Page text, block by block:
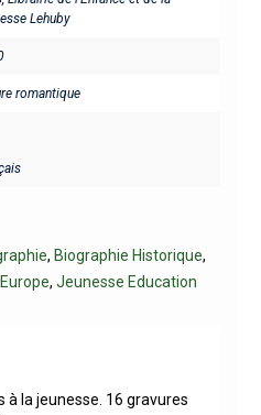
Lehuby
romantique
, Biographie Historique,
, Jeunesse Education
la jeunesse. 16 gravures